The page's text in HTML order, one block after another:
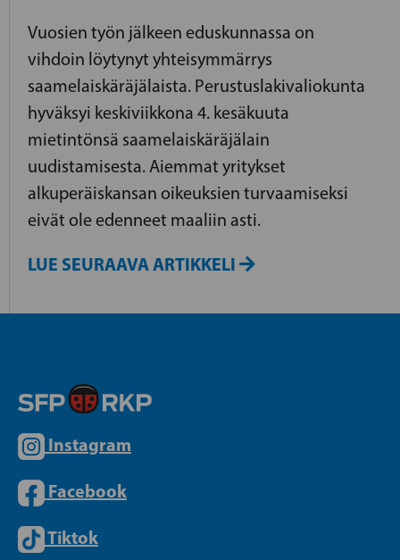
Vuosien työn jälkeen eduskunnassa on
vihdoin löytynyt yhteisymmärrys
saamelaiskäräjälaista. Perustuslakivaliokunta
hyväksyi keskiviikkona 4. kesäkuuta
mietintönsä saamelaiskäräjälain
uudistamisesta. Aiemmat yritykset
alkuperäiskansan oikeuksien turvaamiseksi
eivät ole edenneet maaliin asti.
LUE SEURAAVA ARTIKKELI
Instagram
Facebook
Tiktok